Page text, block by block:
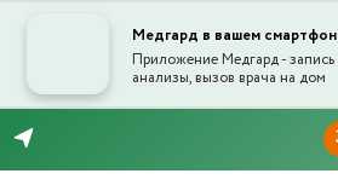
Медгард в вашем
Приложение Медгард -
анализы, вызов врача на дом
Отправка